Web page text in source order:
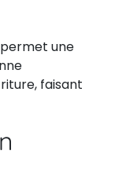
une
faisant